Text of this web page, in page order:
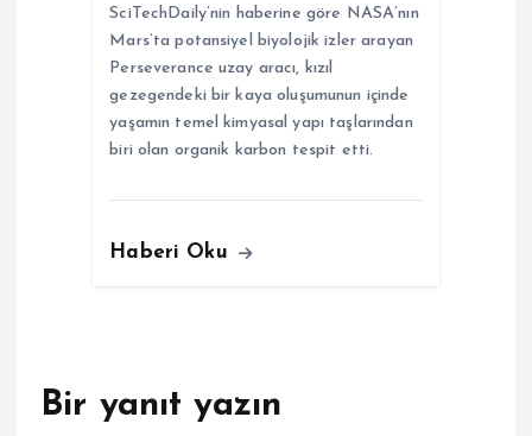
SciTechDaily’nin haberine göre NASA’nın
Mars’ta potansiyel biyolojik izler arayan
Perseverance uzay aracı, kızıl
gezegendeki bir kaya oluşumunun içinde
yaşamın temel kimyasal yapı taşlarından
biri olan organik karbon tespit etti.
Haberi Oku
Bir yanıt yazın